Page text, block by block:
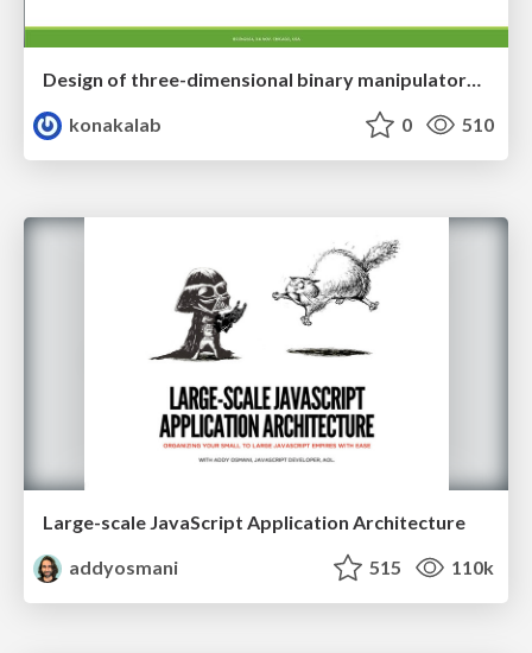
Design of three-dimensional binary manipulators for pick-and-place task avoiding obstacles (IECON2024)
konakalab
0 510
Large-scale JavaScript Application Architecture
addyosmani
515 110k